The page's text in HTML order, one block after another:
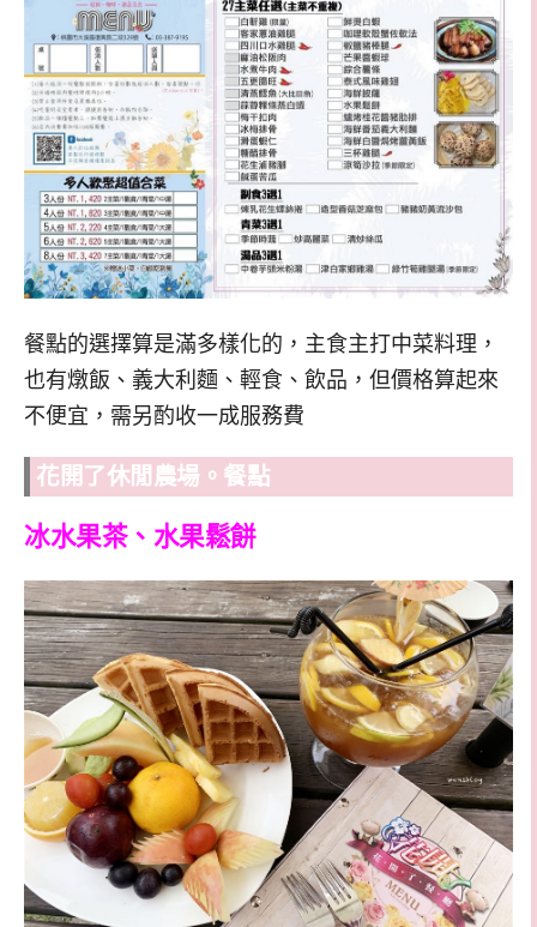
餐點的選擇算是滿多樣化的，主食主打中菜料理，
也有燉飯、義大利麵、輕食、飲品，但價格算起來
不便宜，需另酌收一成服務費
花開了休閒農場。餐點
冰水果茶、水果鬆餅